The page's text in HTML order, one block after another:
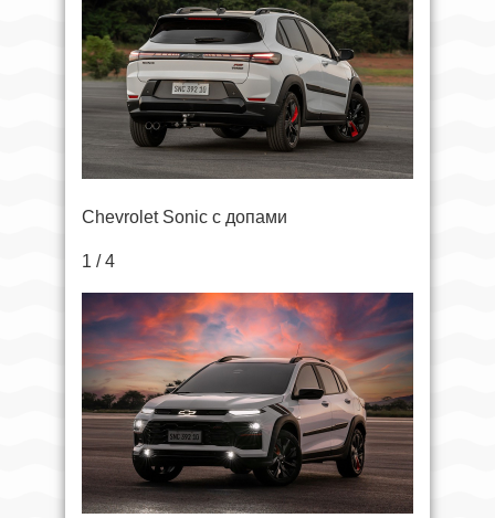
Chevrolet Sonic с допами
1 / 4